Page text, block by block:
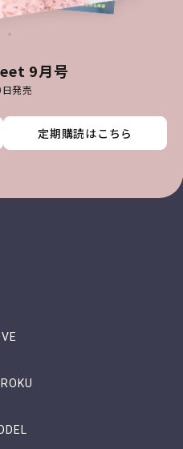
9月号
発売
定期購読はこちら
定期購読はこちら
定期購読はこちら
定期購読はこちら